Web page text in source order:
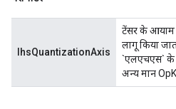
lhsQuantizationAxis
टेंसर के आयाम
लागू किया
`एलएचएस` के
अन्य मान